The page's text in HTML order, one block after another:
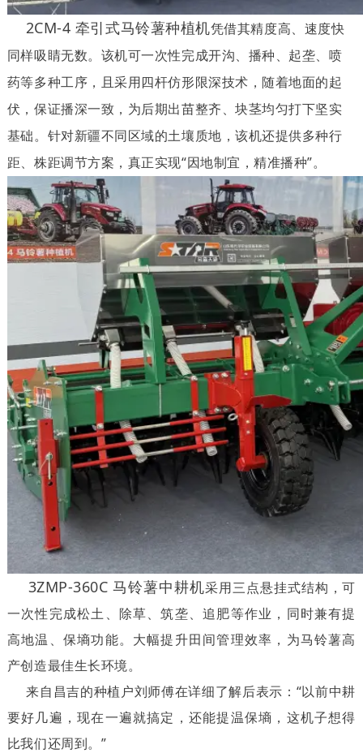
2CM-4 牵引式马铃薯种植机凭借其精度高、速度快
同样吸睛无数。该机可一次性完成开沟、播种、起垄、喷
药等多种工序，且采用四杆仿形限深技术，随着地面的起
伏，保证播深一致，为后期出苗整齐、块茎均匀打下坚实
基础。针对新疆不同区域的土壤质地，该机还提供多种行
距、株距调节方案，真正实现“因地制宜，精准播种”。
3ZMP-360C 马铃薯中耕机采用三点悬挂式结构，可
一次性完成松土、除草、筑垄、追肥等作业，同时兼有提
高地温、保墒功能。大幅提升田间管理效率，为马铃薯高
产创造最佳生长环境。
来自昌吉的种植户刘师傅在详细了解后表示：“以前中耕
要好几遍，现在一遍就搞定，还能提温保墒，这机子想得
比我们还周到。”